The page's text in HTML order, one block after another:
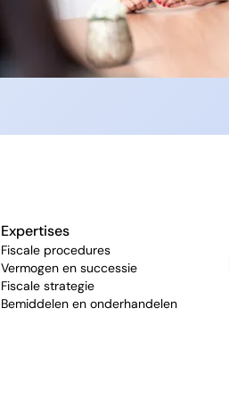
Expertises
Fiscale procedures
Vermogen en successie
Fiscale strategie
Bemiddelen en onderhandelen